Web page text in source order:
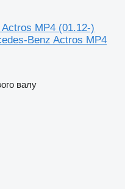
Actros MP4 (01.12-)
Benz Actros MP4
валу